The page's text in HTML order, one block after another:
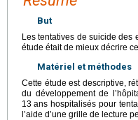
But
Les tentatives de suicide des
étude était de mieux décrire
Matériel et méthodes
Cette étude est descriptive,
du développement de
13 ans hospitalisés pour
l’aide d’une grille de lecture